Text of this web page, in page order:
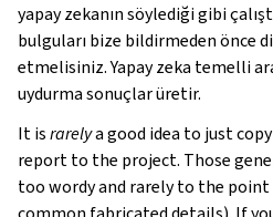
yapay zekanın söylediği gibi
bulguları bize bildirmeden önce
etmelisiniz. Yapay zeka temelli
uydurma sonuçlar üretir.
It israrelya good idea to just
report to the project. Those
too wordy and rarely to the